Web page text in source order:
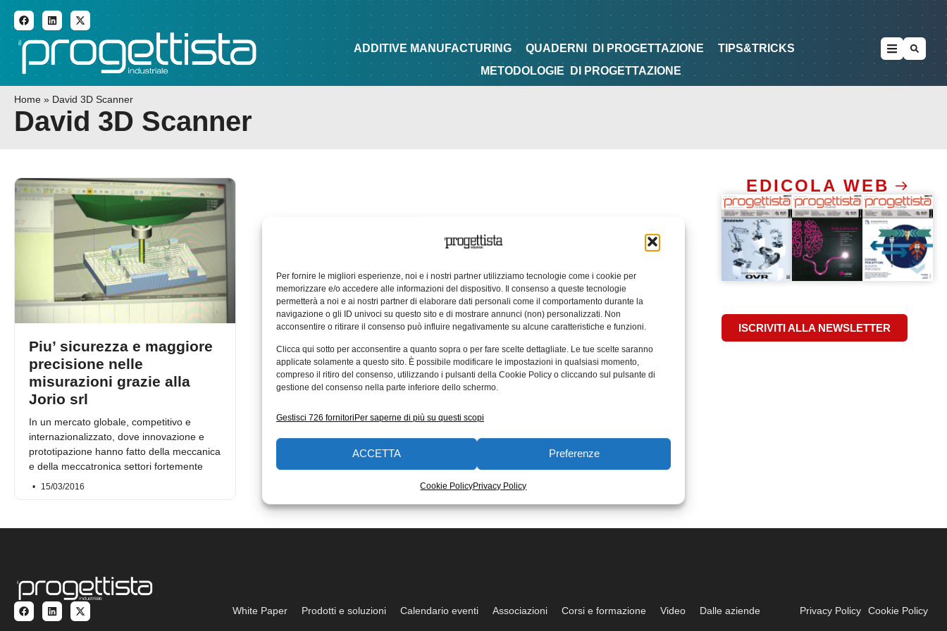
Per fornire le migliori esperienze, noi e i nostri partner utilizziamo tecnologie come i cookie per
memorizzare e/o accedere alle informazioni del dispositivo. Il consenso a queste tecnologie
permetterà a noi e ai nostri partner di elaborare dati personali come il comportamento durante la
navigazione o gli ID univoci su questo sito e di mostrare annunci (non) personalizzati. Non
acconsentire o ritirare il consenso può influire negativamente su alcune caratteristiche e funzioni.
Clicca qui sotto per acconsentire a quanto sopra o per fare scelte dettagliate. Le tue scelte saranno
applicate solamente a questo sito. È possibile modificare le impostazioni in qualsiasi momento,
compreso il ritiro del consenso, utilizzando i pulsanti della Cookie Policy o cliccando sul pulsante di
gestione del consenso nella parte inferiore dello schermo.
Gestisci 726 fornitoriPer saperne di più su questi scopi
ACCETTA Preferenze
Cookie PolicyPrivacy Policy
ADDITIVE MANUFACTURING QUADERNI DI PROGETTAZIONE TIPS&TRICKS METODOLOGIE DI PROGETTAZIONE
ADDITIVE MANUFACTURING QUADERNI DI PROGETTAZIONE
TIPS&TRICKS
METODOLOGIE
DI PROGETTAZIONE
Home » David 3D Scanner
David 3D Scanner
Piu’ sicurezza e maggiore
precisione nelle
misurazioni grazie alla
Jorio srl
In un mercato globale, competitivo e
internazionalizzato, dove innovazione e
prototipazione hanno fatto della meccanica
e della meccatronica settori fortemente
15/03/2016
EDICOLA WEB
ISCRIVITI ALLA NEWSLETTER
White Paper Prodotti e soluzioni Calendario eventi Associazioni Corsi e formazione Video Dalle aziende Privacy Policy Cookie Policy